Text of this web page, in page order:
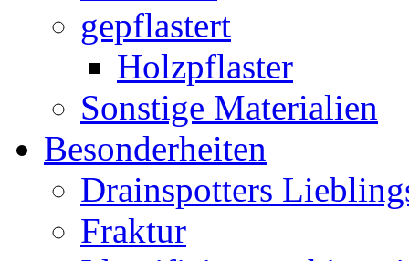
gepflastert
Holzpflaster
Sonstige Materialien
Besonderheiten
Drainspotters
Fraktur